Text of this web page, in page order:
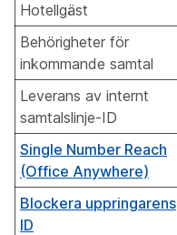
Hotellgäst
Behörigheter för
inkommande samtal
Leverans av internt
samtalslinje-ID
Single Number Reach
(Office Anywhere)
Blockera uppringarens
ID